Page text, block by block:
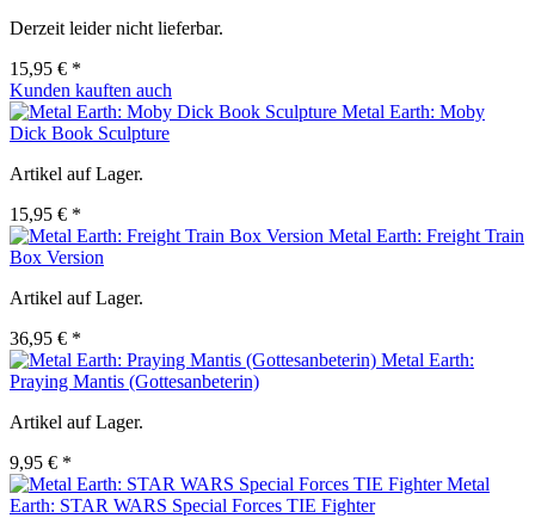
Derzeit leider nicht lieferbar.
15,95 € *
Kunden kauften auch
Metal Earth: Moby
Dick Book Sculpture
Artikel auf Lager.
15,95 € *
Metal Earth: Freight Train
Box Version
Artikel auf Lager.
36,95 € *
Metal Earth:
Praying Mantis (Gottesanbeterin)
Artikel auf Lager.
9,95 € *
Metal
Earth: STAR WARS Special Forces TIE Fighter